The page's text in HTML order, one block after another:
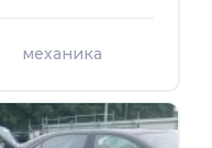
механика